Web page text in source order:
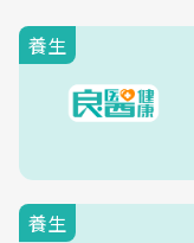
養生
養生